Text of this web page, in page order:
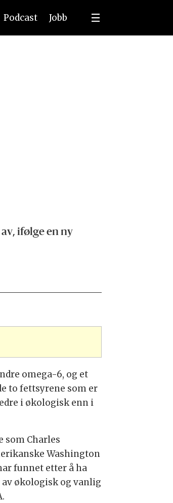
Podcast Jobb
ifølge en ny
omega-6, og et
to fettsyrene som er
i økologisk enn i
som Charles
Washington
funnet etter å ha
økologisk og vanlig